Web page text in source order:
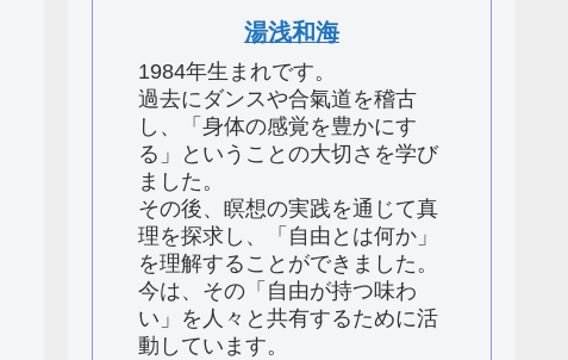
湯浅和海
1984年生まれです。
過去にダンスや合氣道を稽古
し、「身体の感覚を豊かにす
る」ということの大切さを学び
ました。
その後、瞑想の実践を通じて真
理を探求し、「自由とは何か」
を理解することができました。
今は、その「自由が持つ味わ
い」を人々と共有するために活
動しています。